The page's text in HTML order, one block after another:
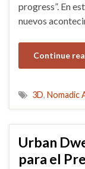
progress”. En
nuevos
Continue
3D, Nomadic
Urban
para el